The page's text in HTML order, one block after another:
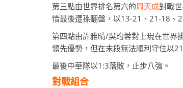
第三點由世界排名第六的周天成對戰
惜最後遭孫翻盤，以13-21、21-18、
第四點由許雅晴/吳玓蓉對上現在世界
領先優勢，但在末段無法順利守住以
最後中華隊以1:3落敗，止步八強。
對戰組合